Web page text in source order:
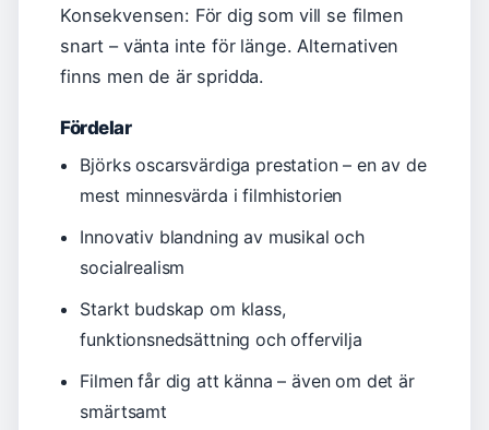
Konsekvensen: För dig som vill se filmen
snart – vänta inte för länge. Alternativen
finns men de är spridda.
Fördelar
Björks oscarsvärdiga prestation – en av de
mest minnesvärda i filmhistorien
Innovativ blandning av musikal och
socialrealism
Starkt budskap om klass,
funktionsnedsättning och offervilja
Filmen får dig att känna – även om det är
smärtsamt